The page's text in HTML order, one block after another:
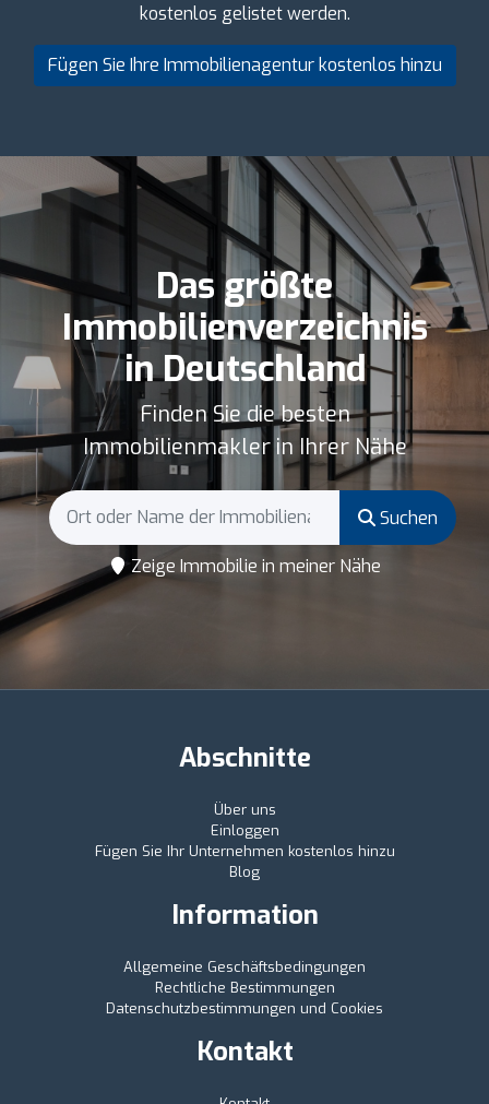
kostenlos gelistet werden.
Fügen Sie Ihre Immobilienagentur kostenlos hinzu
Das größte
Immobilienverzeichnis
in Deutschland
Finden Sie die besten
Immobilienmakler in Ihrer Nähe
Suchen
Zeige Immobilie in meiner Nähe
Abschnitte
Über uns
Einloggen
Fügen Sie Ihr Unternehmen kostenlos hinzu
Blog
Information
Allgemeine Geschäftsbedingungen
Rechtliche Bestimmungen
Datenschutzbestimmungen und Cookies
Kontakt